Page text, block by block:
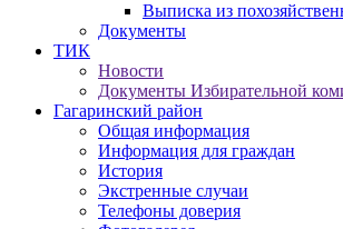
Выписка из
Документы
ТИК
Новости
Документы Избирательной
Гагаринский район
Общая информация
Информация для граждан
История
Экстренные случаи
Телефоны доверия